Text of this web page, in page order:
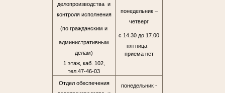
делопроизводства и
контроля исполнения
(по гражданским и
административным
делам)
1 этаж, каб. 102,
тел.47-46-03
понедельник –
четверг
с 14.30 до 17.00
пятница –
приема нет
Отдел обеспечения
понедельник -